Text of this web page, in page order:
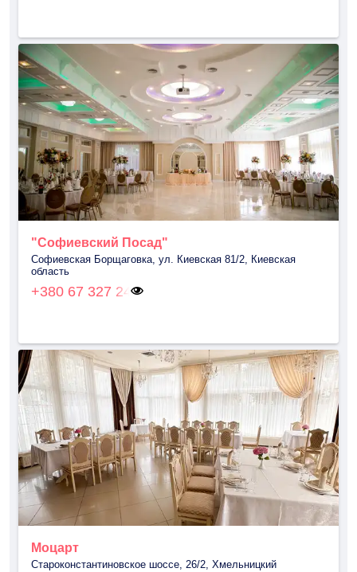
"Софиевский Посад"
Софиевская Борщаговка, ул. Киевская 81/2, Киевская
область
+380 67 327 24
Моцарт
Староконстантиновское шоссе, 26/2, Хмельницкий